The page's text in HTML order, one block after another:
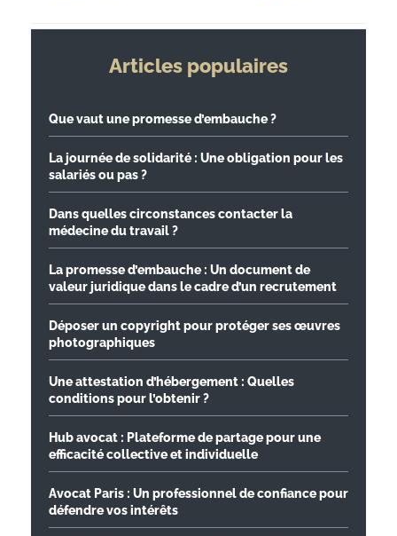
Articles populaires
Que vaut une promesse d’embauche ?
La journée de solidarité : Une obligation pour les
salariés ou pas ?
Dans quelles circonstances contacter la
médecine du travail ?
La promesse d’embauche : Un document de
valeur juridique dans le cadre d’un recrutement
Déposer un copyright pour protéger ses œuvres
photographiques
Une attestation d’hébergement : Quelles
conditions pour l’obtenir ?
Hub avocat : Plateforme de partage pour une
efficacité collective et individuelle
Avocat Paris : Un professionnel de confiance pour
défendre vos intérêts